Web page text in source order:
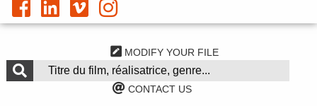
MODIFY YOUR FILE
CONTACT US